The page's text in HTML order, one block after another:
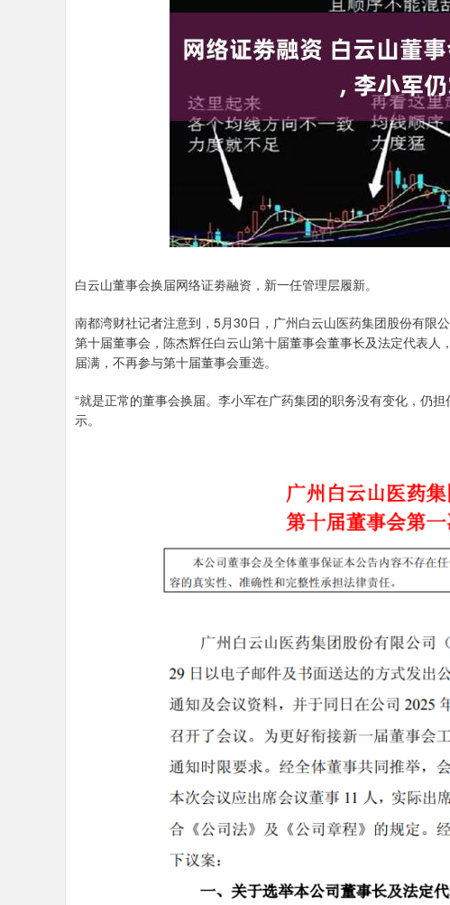
白云山董事会换届网络证劵融资，新一任管理层履新。
南都湾财社记者注意到，5月30日，广州白云山医药集团股份有限
第十届董事会，陈杰辉任白云山第十届董事会董事长及法定代表
届满，不再参与第十届董事会重选。
“就是正常的董事会换届。李小军在广药集团的职务没有变化，仍
示。